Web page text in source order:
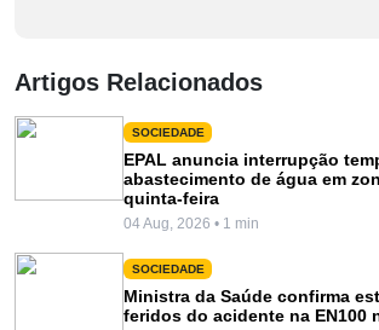
Artigos Relacionados
SOCIEDADE
EPAL anuncia interrupção
abastecimento de água em
quinta-feira
04 Aug, 2026 • 1 min
SOCIEDADE
Ministra da Saúde confirma
feridos do acidente na EN100